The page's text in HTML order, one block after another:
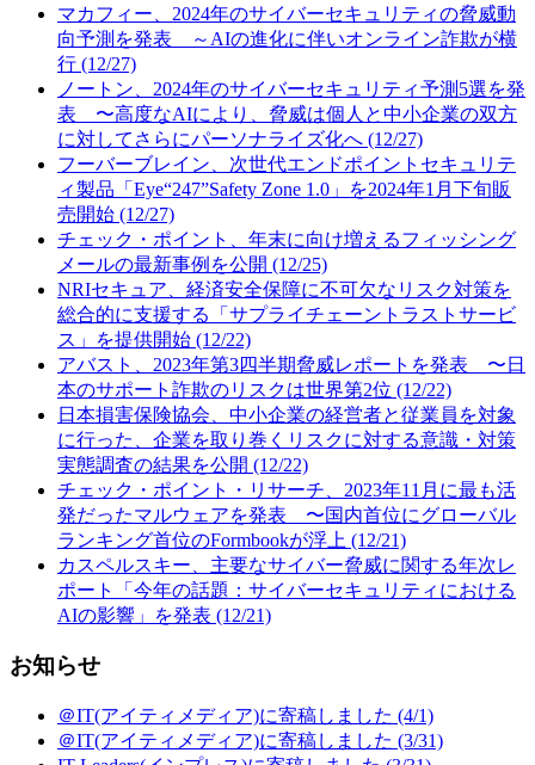
マカフィー、2024年のサイバーセキュリティの脅威動
向予測を発表 ～AIの進化に伴いオンライン詐欺が横
行 (12/27)
ノートン、2024年のサイバーセキュリティ予測5選を発
表 〜高度なAIにより、脅威は個人と中小企業の双方
に対してさらにパーソナライズ化へ (12/27)
フーバーブレイン、次世代エンドポイントセキュリテ
ィ製品「Eye“247”Safety Zone 1.0」を2024年1月下旬販
売開始 (12/27)
チェック・ポイント、年末に向け増えるフィッシング
メールの最新事例を公開 (12/25)
NRIセキュア、経済安全保障に不可欠なリスク対策を
総合的に支援する「サプライチェーントラストサービ
ス」を提供開始 (12/22)
アバスト、2023年第3四半期脅威レポートを発表 〜日
本のサポート詐欺のリスクは世界第2位 (12/22)
日本損害保険協会、中小企業の経営者と従業員を対象
に行った、企業を取り巻くリスクに対する意識・対策
実態調査の結果を公開 (12/22)
チェック・ポイント・リサーチ、2023年11月に最も活
発だったマルウェアを発表 〜国内首位にグローバル
ランキング首位のFormbookが浮上 (12/21)
カスペルスキー、主要なサイバー脅威に関する年次レ
ポート「今年の話題：サイバーセキュリティにおける
AIの影響」を発表 (12/21)
お知らせ
＠IT(アイティメディア)に寄稿しました (4/1)
＠IT(アイティメディア)に寄稿しました (3/31)